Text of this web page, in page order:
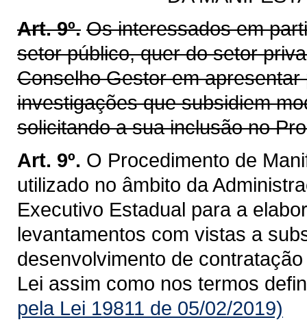
Art. 9º. Os interessados em
setor público, quer do setor
Conselho Gestor em
investigações que subsidiem
solicitando a sua inclusão no
Art. 9º. O Procedimento de
utilizado no âmbito da
Executivo Estadual para a
levantamentos com vistas a
desenvolvimento de
Lei assim como nos termos
pela Lei 19811 de 05/02/2019)